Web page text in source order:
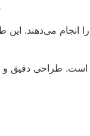
انجام می‌دهند. این
طراحی دقیق و